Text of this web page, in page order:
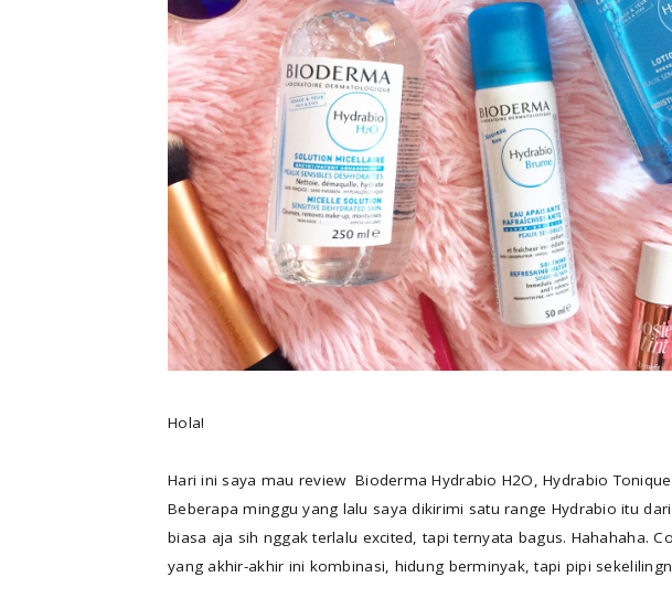
Hola!
Hari ini saya mau review Bioderma Hydrabio H2O, Hydrabio
Beberapa minggu yang lalu saya dikirimi satu range Hydrabio itu
biasa aja sih nggak terlalu excited, tapi ternyata bagus. Hahahaha.
yang akhir-akhir ini kombinasi, hidung berminyak, tapi pipi